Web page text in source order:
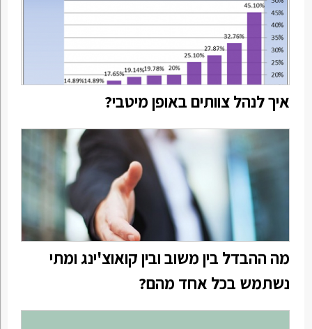
איך לנהל צוותים באופן מיטבי?
מה ההבדל בין משוב ובין קואוצ'ינג ומתי
נשתמש בכל אחד מהם?